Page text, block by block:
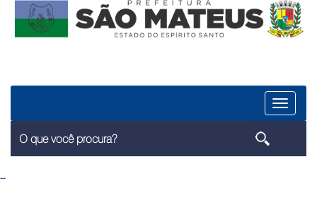
Menu
--